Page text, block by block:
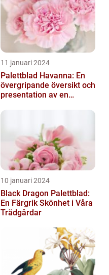
11 januari 2024
Palettblad Havanna: En
övergripande översikt och
presentation av en
10 januari 2024
Black Dragon Palettblad:
En Färgrik Skönhet i Våra
Trädgårdar